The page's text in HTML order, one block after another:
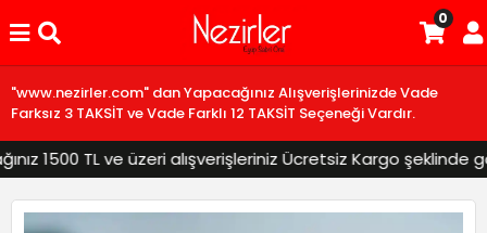
"www.nezirler.com" dan Yapacağınız Alışverişlerinizde Vade
Farksız 3 TAKSİT ve Vade Farklı 12 TAKSİT Seçeneği Vardır.
1500 TL ve üzeri alışverişleriniz Ücretsiz Kargo şeklinde
0